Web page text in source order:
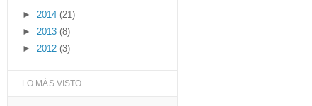
► 2014 (21)
► 2013 (8)
► 2012 (3)
LO MÁS VISTO